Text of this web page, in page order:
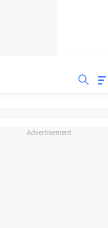
Advertisement